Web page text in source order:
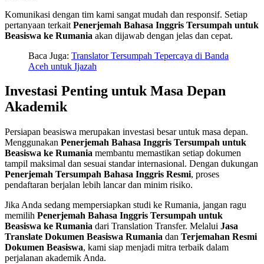
Komunikasi dengan tim kami sangat mudah dan responsif. Setiap
pertanyaan terkait Penerjemah Bahasa Inggris Tersumpah untuk
Beasiswa ke Rumania akan dijawab dengan jelas dan cepat.
Baca Juga: Translator Tersumpah Tepercaya di Banda
Aceh untuk Ijazah
Investasi Penting untuk Masa Depan
Akademik
Persiapan beasiswa merupakan investasi besar untuk masa depan.
Menggunakan Penerjemah Bahasa Inggris Tersumpah untuk
Beasiswa ke Rumania membantu memastikan setiap dokumen
tampil maksimal dan sesuai standar internasional. Dengan dukungan
Penerjemah Tersumpah Bahasa Inggris Resmi, proses
pendaftaran berjalan lebih lancar dan minim risiko.
Jika Anda sedang mempersiapkan studi ke Rumania, jangan ragu
memilih Penerjemah Bahasa Inggris Tersumpah untuk
Beasiswa ke Rumania dari Translation Transfer. Melalui Jasa
Translate Dokumen Beasiswa Rumania dan Terjemahan Resmi
Dokumen Beasiswa, kami siap menjadi mitra terbaik dalam
perjalanan akademik Anda.